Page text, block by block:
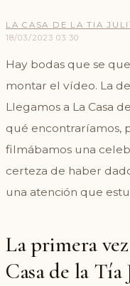
LA CASA DE LA TIA
18/03/2023 03:30
Hay bodas que se
montar el vídeo. La
Llegamos a La Casa
qué encontraríamos,
filmábamos una
certeza de haber
una atención que
La primera
Casa de la